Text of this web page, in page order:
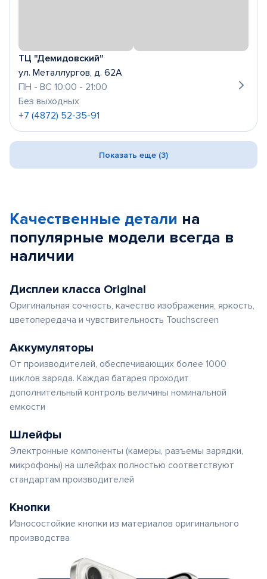
ТЦ "Демидовский"
ул. Металлургов, д. 62А
ПН - ВС 10:00 - 21:00
Без выходных
+7 (4872) 52-35-91
Показать еще (3)
Качественные детали на
популярные модели всегда в
наличии
Дисплеи класса Original
Оригинальная сочность, качество изображения, яркость,
цветопередача и чувствительность Touchscreen
Аккумуляторы
От производителей, обеспечивающих более 1000
циклов заряда. Каждая батарея проходит
дополнительный контроль величины номинальной
емкости
Шлейфы
Электронные компоненты (камеры, разъемы зарядки,
микрофоны) на шлейфах полностью соответствуют
стандартам производителей
Кнопки
Износостойкие кнопки из материалов оригинального
производства